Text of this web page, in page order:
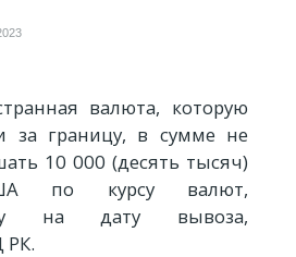
валюта, которую
за границу, в сумме не
10 000 (десять тысяч)
по курсу валют,
на дату вывоза,
РК.